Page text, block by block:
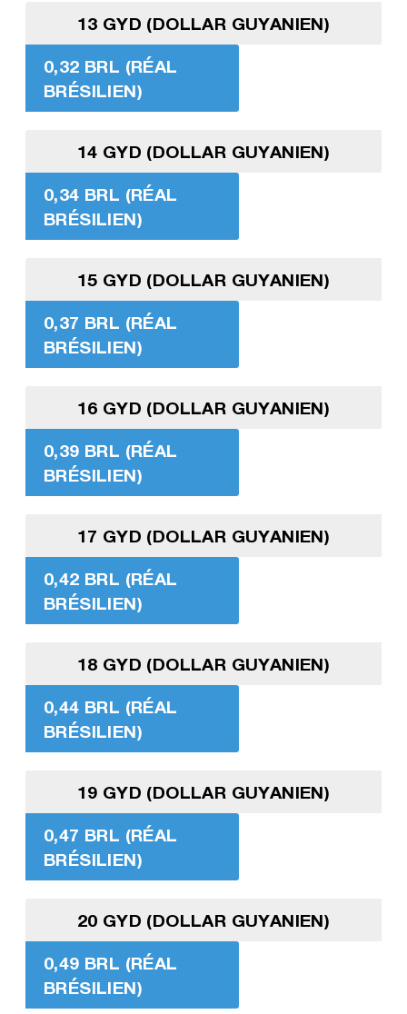
13 GYD (DOLLAR GUYANIEN)
0,32 BRL (RÉAL
BRÉSILIEN)
14 GYD (DOLLAR GUYANIEN)
0,34 BRL (RÉAL
BRÉSILIEN)
15 GYD (DOLLAR GUYANIEN)
0,37 BRL (RÉAL
BRÉSILIEN)
16 GYD (DOLLAR GUYANIEN)
0,39 BRL (RÉAL
BRÉSILIEN)
17 GYD (DOLLAR GUYANIEN)
0,42 BRL (RÉAL
BRÉSILIEN)
18 GYD (DOLLAR GUYANIEN)
0,44 BRL (RÉAL
BRÉSILIEN)
19 GYD (DOLLAR GUYANIEN)
0,47 BRL (RÉAL
BRÉSILIEN)
20 GYD (DOLLAR GUYANIEN)
0,49 BRL (RÉAL
BRÉSILIEN)